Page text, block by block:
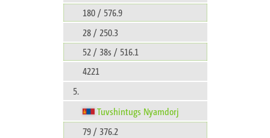
180 / 576.9
28 / 250.3
52 / 38s / 516.1
4221
5.
Tuvshintugs Nyamdorj
79 / 376.2